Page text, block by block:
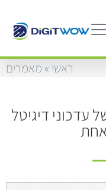
ראשי » מאמרים
שיווק דיגיטלי - 360° של עדכוני דיגיטל